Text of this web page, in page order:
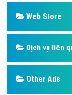
Web Store
Dịch vụ liên
Other Ads